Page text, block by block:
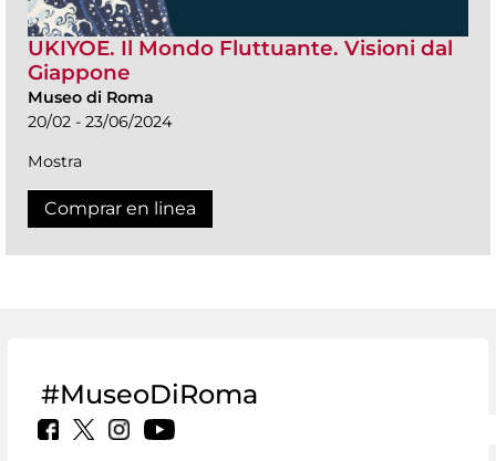
UKIYOE. Il Mondo Fluttuante. Visioni dal
Giappone
Museo di Roma
20/02 - 23/06/2024
Mostra
Comprar en linea
#MuseoDiRoma